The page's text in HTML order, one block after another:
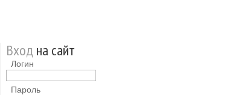
Вход на сайт
Логин
Пароль